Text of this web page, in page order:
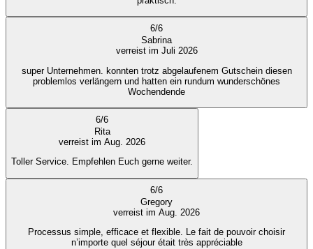
6/6
Sabrina
verreist im Juli 2026
super Unternehmen. konnten trotz abgelaufenem Gutschein diesen
problemlos verlängern und hatten ein rundum wunderschönes
Wochendende
6/6
Rita
verreist im Aug. 2026
Toller Service. Empfehlen Euch gerne weiter.
6/6
Gregory
verreist im Aug. 2026
Processus simple, efficace et flexible. Le fait de pouvoir choisir
n’importe quel séjour était très appréciable